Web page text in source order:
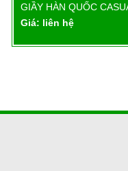
GIẦY HÀN QUỐC
Giá: liên hệ